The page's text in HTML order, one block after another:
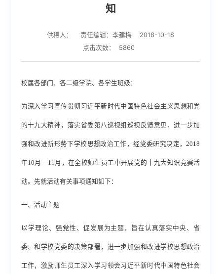
知
供稿人： 责任编辑：李建梅
2018-10-18
点击次数：
5860
校属各部门、各二级学院、各学生班级：
为深入学习宣传贯彻习近平新时代中国特色社会主义思想和党
的十九大精神，落实省委第八巡视组巡视反馈意见，进一步加
强和改进新形势下学校思想政治工作，经党委研究决定，2018
年10月—11月，在全校师生员工中开展党的十九大知识竞赛活
动。先就活动有关事项通知如下：
一、活动主题
以学理论、强党性、促发展为主题， 旨在认真落实中央、省
委、和学校党委的决策部署， 进一步加强和改进学校思想政治
工作， 激励 师生员工深入学习领会习近平新时代中国特色社会